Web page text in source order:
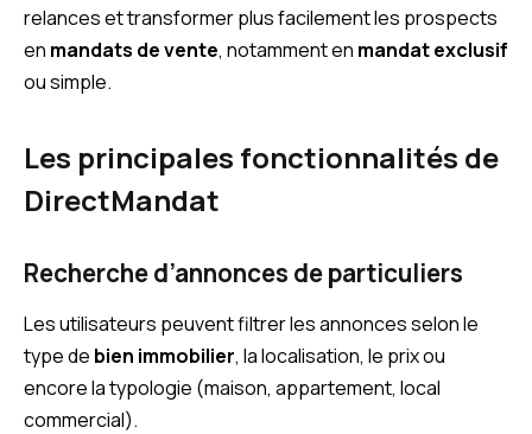
relances et transformer plus facilement les prospects
en mandats de vente, notamment en mandat exclusif
ou simple.
Les principales fonctionnalités de
DirectMandat
Recherche d’annonces de particuliers
Les utilisateurs peuvent filtrer les annonces selon le
type de bien immobilier, la localisation, le prix ou
encore la typologie (maison, appartement, local
commercial).